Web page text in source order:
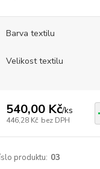
Barva textilu
Velikost textilu
540,00 Kč/ks
446,28 Kč bez DPH
produktu: 03